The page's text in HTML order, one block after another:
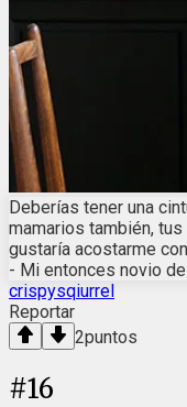
Deberías tener una
mamarios también,
gustaría acostarme
- Mi entonces novio
crispysqiurrel
Reportar
2puntos
#16